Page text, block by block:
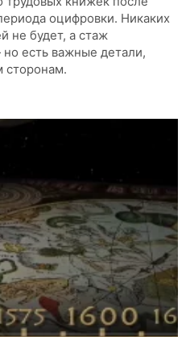
оцифровки. Никаких
не будет, а стаж
есть важные детали,
сторонам.